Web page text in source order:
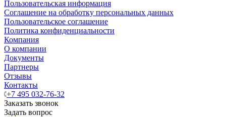
Пользовательская информация
Соглашение на обработку персональных данных
Пользовательское соглашение
Политика конфиденциальности
Компания
О компании
Документы
Партнеры
Отзывы
Контакты
+7 495 032-76-32
Заказать звонок
Задать вопрос